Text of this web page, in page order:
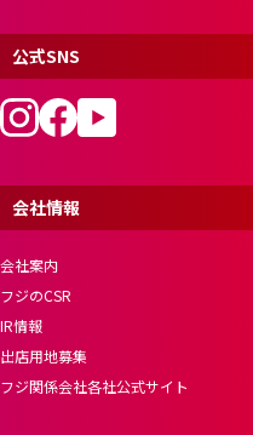
公式SNS
会社情報
会社案内
フジのCSR
IR情報
出店用地募集
フジ関係会社各社公式サイト